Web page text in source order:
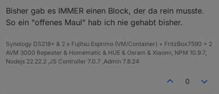
Bisher gab es IMMER einen Block, der da rein musste.
So ein "offenes Maul" hab ich nie gehabt bisher.
Synology DS218+ & 2 x Fujitsu Esprimo (VM/Container) + FritzBox7590 + 2
AVM 3000 Repeater & Homematic & HUE & Osram & Xiaomi, NPM 10.9.7,
Nodejs 22.22.2 ,JS Controller 7.0.7 ,Admin 7.8.24
0